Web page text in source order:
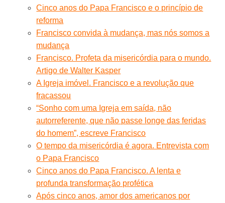
Cinco anos do Papa Francisco e o princípio de
reforma
Francisco convida à mudança, mas nós somos a
mudança
Francisco. Profeta da misericórdia para o mundo.
Artigo de Walter Kasper
A Igreja imóvel. Francisco e a revolução que
fracassou
“Sonho com uma Igreja em saída, não
autorreferente, que não passe longe das feridas
do homem”, escreve Francisco
O tempo da misericórdia é agora. Entrevista com
o Papa Francisco
Cinco anos do Papa Francisco. A lenta e
profunda transformação profética
Após cinco anos, amor dos americanos por